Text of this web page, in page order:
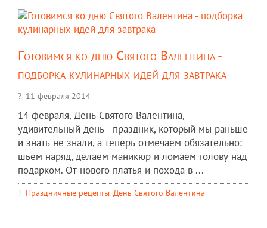
Готовимся ко дню Святого Валентина -
подборка кулинарных идей для завтрака
11 февраля 2014
14 февраля, День Святого Валентина,
удивительный день - праздник, который мы раньше
и знать не знали, а теперь отмечаем обязательно:
шьем наряд, делаем маникюр и ломаем голову над
подарком. От нового платья и похода в ...
Праздничные рецепты, День Святого Валентина